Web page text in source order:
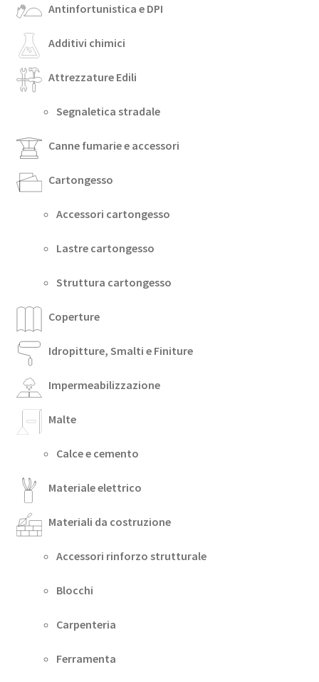
Antinfortunistica e DPI
Additivi chimici
Attrezzature Edili
Segnaletica stradale
Canne fumarie e accessori
Cartongesso
Accessori cartongesso
Lastre cartongesso
Struttura cartongesso
Coperture
Idropitture, Smalti e Finiture
Impermeabilizzazione
Malte
Calce e cemento
Materiale elettrico
Materiali da costruzione
Accessori rinforzo strutturale
Blocchi
Carpenteria
Ferramenta